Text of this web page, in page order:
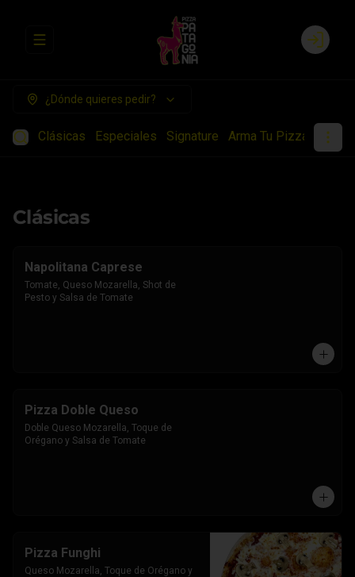
Abrir menu de navegación Login
¿Dónde quieres pedir?
Clásicas Especiales Signature Arma Tu Pizza
Clásicas
Napolitana Caprese
Tomate, Queso Mozarella, Shot de
Pesto y Salsa de Tomate
Pizza Doble Queso
Doble Queso Mozarella, Toque de
Orégano y Salsa de Tomate
Pizza Funghi
Queso Mozarella, Toque de Orégano y